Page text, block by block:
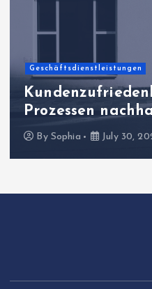
Geschäftsdienstleistungen
Prozessen
By Sophia July 30,